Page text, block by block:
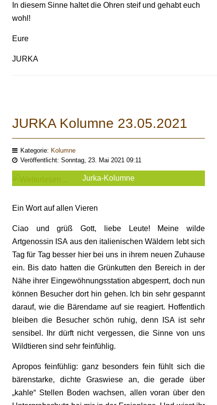
In diesem Sinne haltet die Ohren steif und gehabt euch
wohl!
Eure
JURKA
JURKA Kolumne 23.05.2021
Kategorie: Kolumne
Veröffentlicht: Sonntag, 23. Mai 2021 09:11
Jurka-Kolumne
Ein Wort auf allen Vieren
Ciao und grüß Gott, liebe Leute! Meine wilde
Artgenossin ISA aus den italienischen Wäldern lebt sich
Tag für Tag besser hier bei uns in ihrem neuen Zuhause
ein. Bis dato hatten die Grünkutten den Bereich in der
Nähe ihrer Eingewöhnungsstation abgesperrt, doch nun
können Besucher dort hin gehen. Ich bin sehr gespannt
darauf, wie die Bärendame auf sie reagiert. Hoffentlich
bleiben die Besucher schön ruhig, denn ISA ist sehr
sensibel. Ihr dürft nicht vergessen, die Sinne von uns
Wildtieren sind sehr feinfühlig.
Apropos feinfühlig: ganz besonders fein fühlt sich die
bärenstarke, dichte Graswiese an, die gerade über
„kahle“ Stellen Boden wachsen, allen voran über den